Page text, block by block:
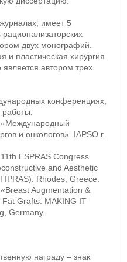
имеет 5
двух монографий.
и пластическая хирургия
является автором трех
конференциях,
работы:
«Международный
и онкологов». IAPSO г.
ESPRAS Congress
and Aesthetic
Rhodes, Greece.
Augmentation &
Grafts: MAKING IT
Germany.
награду – знак